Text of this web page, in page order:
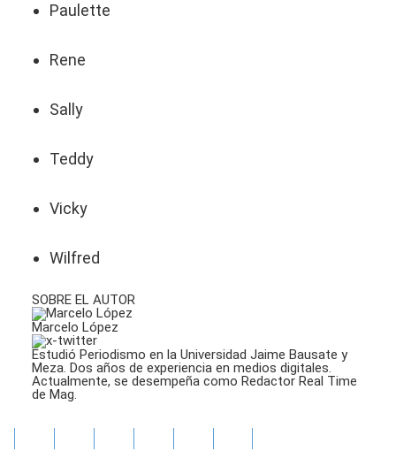
Paulette
Rene
Sally
Teddy
Vicky
Wilfred
SOBRE EL AUTOR
Marcelo López
Estudió Periodismo en la Universidad Jaime Bausate y
Meza. Dos años de experiencia en medios digitales.
Actualmente, se desempeña como Redactor Real Time
de Mag.